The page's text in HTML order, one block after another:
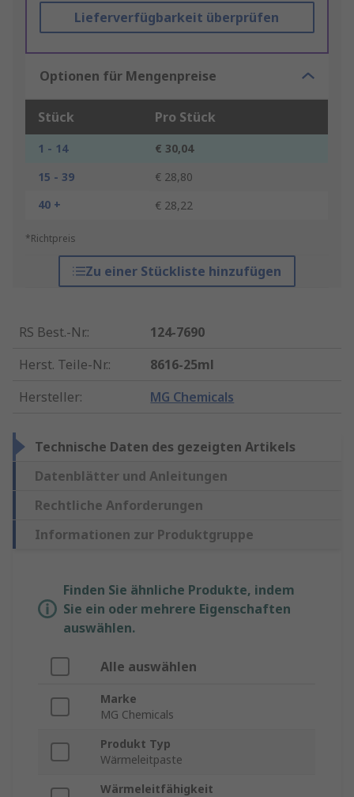
Lieferverfügbarkeit überprüfen
Optionen für Mengenpreise
Stück Pro Stück
1 - 14
€ 30,04
15 - 39
€ 28,80
40 +
€ 28,22
*Richtpreis
Zu einer Stückliste hinzufügen
RS Best.-Nr.:
124-7690
Herst. Teile-Nr.:
8616-25ml
Hersteller: MG Chemicals
Technische Daten des gezeigten Artikels
Datenblätter und Anleitungen
Rechtliche Anforderungen
Informationen zur Produktgruppe
Finden Sie ähnliche Produkte, indem
Sie ein oder mehrere Eigenschaften
auswählen.
Alle auswählen
Marke
MG Chemicals
Produkt Typ
Wärmeleitpaste
Wärmeleitfähigkeit